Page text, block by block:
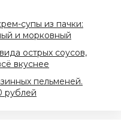
супы из пачки:
и морковный
острых соусов,
вкуснее
пельменей.
рублей